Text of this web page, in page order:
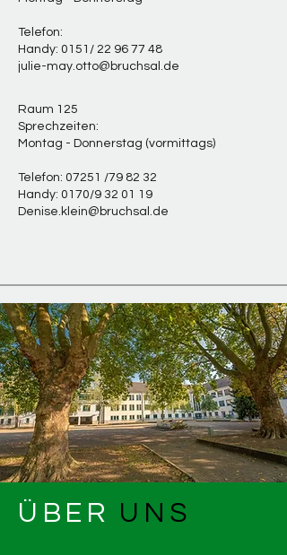
Telefon:
Handy: 0151/ 22 96 77 48
julie-may.otto@bruchsal.de
Raum 125
Sprechzeiten:
Montag - Donnerstag (vormittags)
Telefon: 07251 /79 82 32
Handy: 0170/9 32 01 19
Denise.klein@bruchsal.de
ÜBER UNS